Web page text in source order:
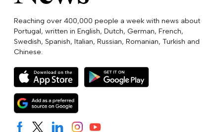
Reaching over 400,000 people a week with news about
Portugal, written in English, Dutch, German, French,
Swedish, Spanish, Italian, Russian, Romanian, Turkish and
Chinese.